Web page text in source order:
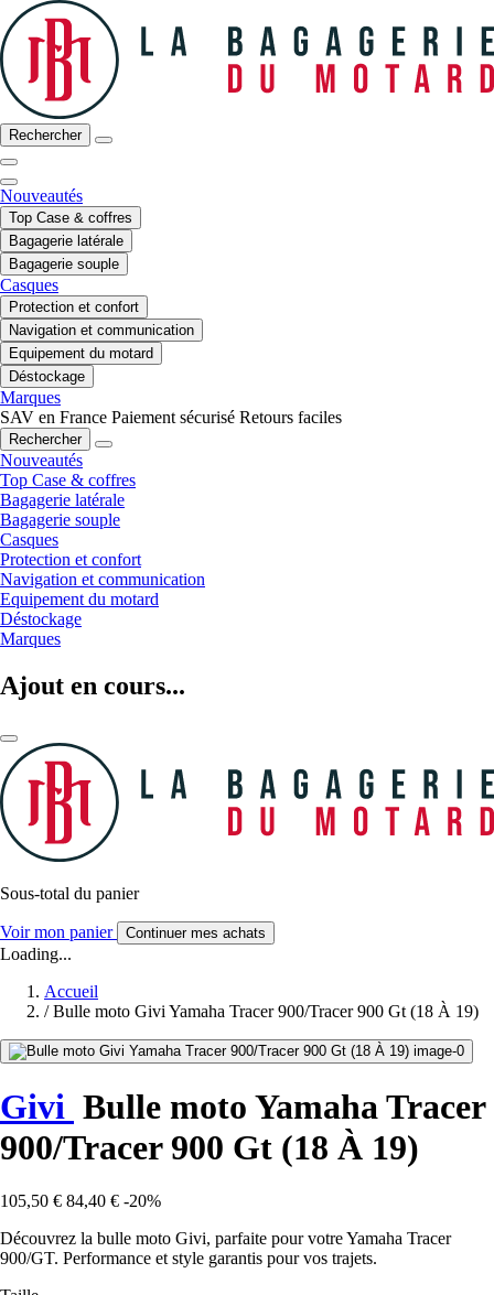
Rechercher
Nouveautés
Top Case & coffres
Bagagerie latérale
Bagagerie souple
Casques
Protection et confort
Navigation et communication
Equipement du motard
Déstockage
Marques
SAV en France Paiement sécurisé Retours faciles
Rechercher
Nouveautés
Top Case & coffres
Bagagerie latérale
Bagagerie souple
Casques
Protection et confort
Navigation et communication
Equipement du motard
Déstockage
Marques
Ajout en cours...
Sous-total du panier
Voir mon panier Continuer mes achats
Loading...
Accueil
/ Bulle moto Givi Yamaha Tracer 900/Tracer 900 Gt (18 À 19)
Givi Bulle moto Yamaha Tracer
900/Tracer 900 Gt (18 À 19)
105,50 € 84,40 € -20%
Découvrez la bulle moto Givi, parfaite pour votre Yamaha Tracer
900/GT. Performance et style garantis pour vos trajets.